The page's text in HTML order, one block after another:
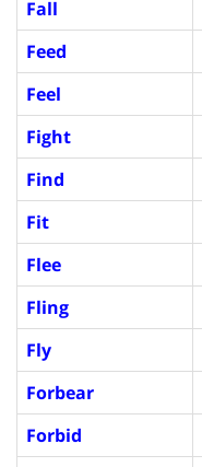
Fall
Feed
Feel
Fight
Find
Fit
Flee
Fling
Fly
Forbear
Forbid